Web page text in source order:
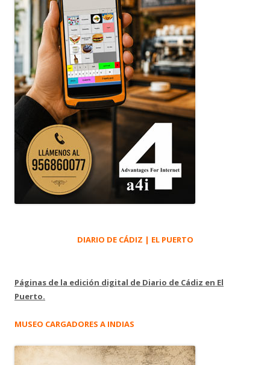
DIARIO DE CÁDIZ | EL PUERTO
Páginas de la edición digital de Diario de Cádiz en El
Puerto.
MUSEO CARGADORES A INDIAS